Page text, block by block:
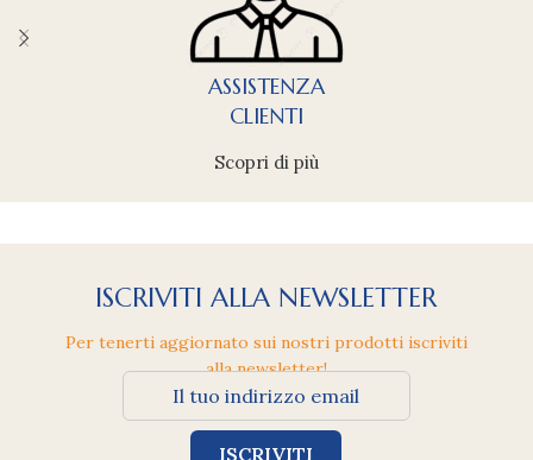
ASSISTENZA
CLIENTI
Scopri di più
ISCRIVITI ALLA NEWSLETTER
Per tenerti aggiornato sui nostri prodotti iscriviti
alla newsletter!